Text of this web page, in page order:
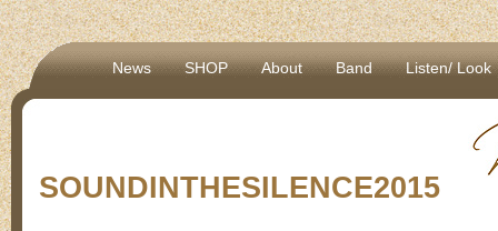
News SHOP About Band Listen/ Look
SOUNDINTHESILENCE2015